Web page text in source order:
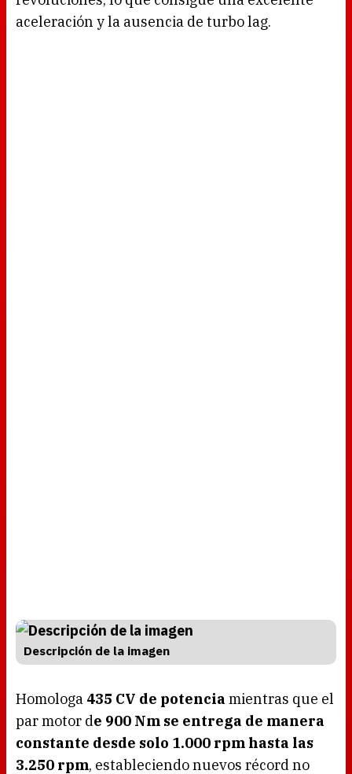
aceleración y la ausencia de turbo lag.
Descripción de la imagen
Homologa 435 CV de potencia mientras que el
par motor de 900 Nm se entrega de manera
constante desde solo 1.000 rpm hasta las
3.250 rpm, estableciendo nuevos récord no